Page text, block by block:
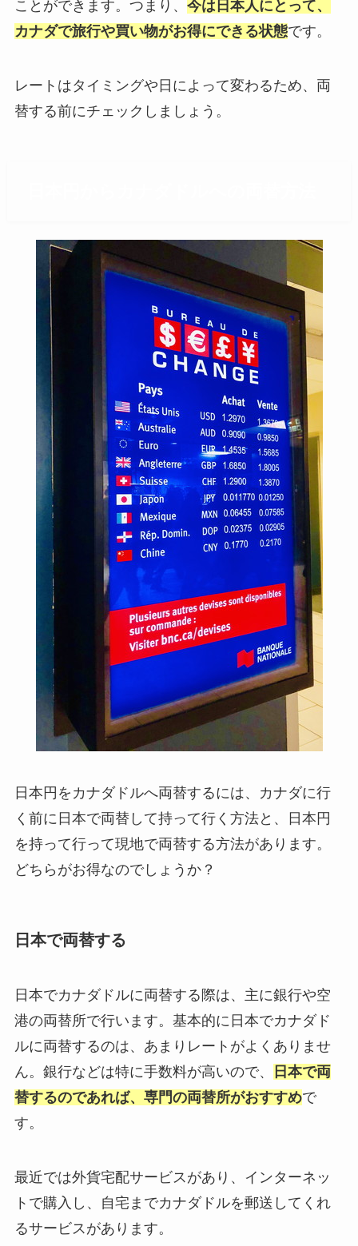
ことができます。つまり、 今は日本人にとって、
カナダで旅行や買い物がお得にできる状態です。
レートはタイミングや日によって変わるため、両
替する前にチェックしましょう。
日本円をカナダドルへ両替するには、カナダに行
く前に日本で両替して持って行く方法と、日本円
を持って行って現地で両替する方法があります。
どちらがお得なのでしょうか？
日本で両替する
日本でカナダドルに両替する際は、主に銀行や空
港の両替所で行います。基本的に日本でカナダド
ルに両替するのは、あまりレートがよくありませ
ん。銀行などは特に手数料が高いので、
日本で両
替するのであれば、専門の両替所がおすすめで
す。
最近では外貨宅配サービスがあり、インターネッ
トで購入し、自宅までカナダドルを郵送してくれ
るサービスがあります。